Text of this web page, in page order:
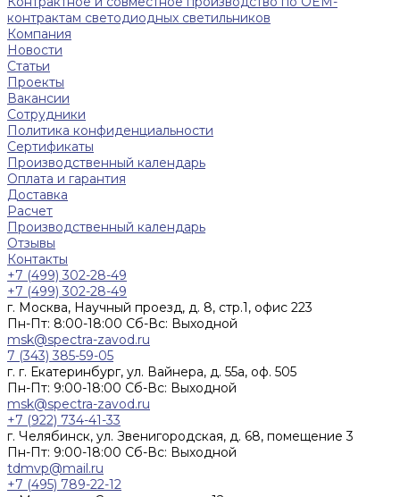
контрактам светодиодных светильников
Компания
Новости
Статьи
Проекты
Вакансии
Сотрудники
Политика конфиденциальности
Сертификаты
Производственный календарь
Оплата и гарантия
Доставка
Расчет
Производственный календарь
Отзывы
Контакты
+7 (499) 302-28-49
+7 (499) 302-28-49
г. Москва, Научный проезд, д. 8, стр.1, офис 223
Пн-Пт: 8:00-18:00 Cб-Вс: Выходной
msk@spectra-zavod.ru
7 (343) 385-59-05
г. г. Екатеринбург, ул. Вайнера, д. 55а, оф. 505
Пн-Пт: 9:00-18:00 Cб-Вс: Выходной
msk@spectra-zavod.ru
+7 (922) 734-41-33
г. Челябинск, ул. Звенигородская, д. 68, помещение 3
Пн-Пт: 9:00-18:00 Cб-Вс: Выходной
tdmvp@mail.ru
+7 (495) 789-22-12